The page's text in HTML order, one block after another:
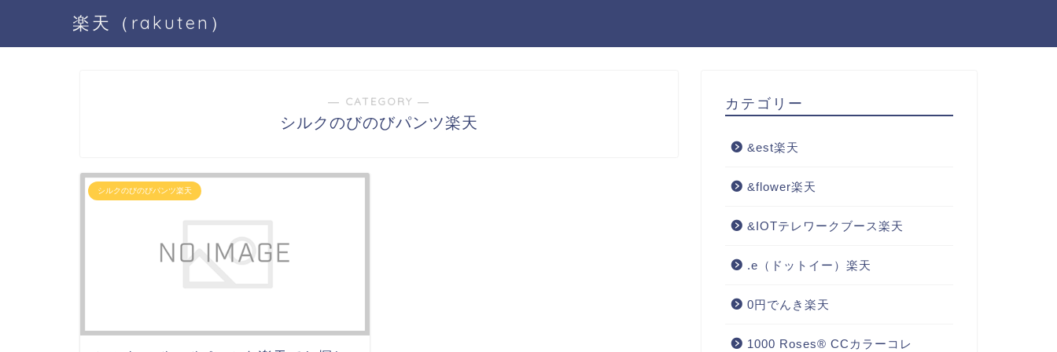
楽天（rakuten）
― CATEGORY ―
シルクのびのびパンツ楽天
シルクのびのびパンツ楽天
カテゴリー
&est楽天
&flower楽天
&IOTテレワークブース楽天
.e（ドットイー）楽天
0円でんき楽天
1000 Roses® CCカラーコレ